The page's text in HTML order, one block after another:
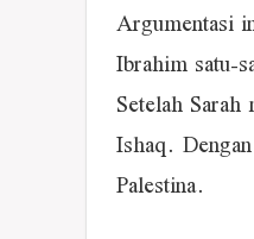
Argumentasi
Ibrahim satu-
Setelah
Ishaq.
Palestina.